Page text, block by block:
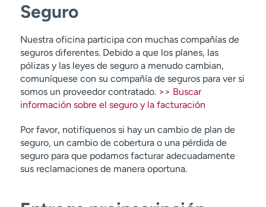
Seguro
Nuestra oficina participa con muchas compañías de
seguros diferentes. Debido a que los planes, las
pólizas y las leyes de seguro a menudo cambian,
comuníquese con su compañía de seguros para ver si
somos un proveedor contratado. >> Buscar
información sobre el seguro y la facturación
Por favor, notifíquenos si hay un cambio de plan de
seguro, un cambio de cobertura o una pérdida de
seguro para que podamos facturar adecuadamente
sus reclamaciones de manera oportuna.